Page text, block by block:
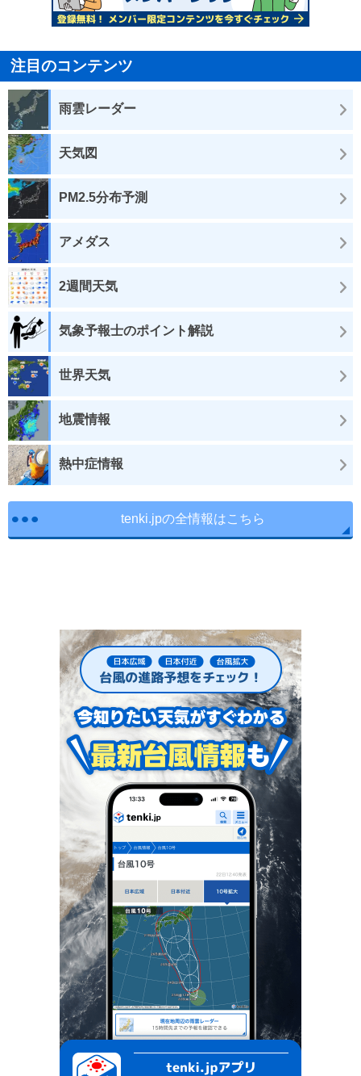
注目のコンテンツ
雨雲レーダー
天気図
PM2.5分布予測
アメダス
2週間天気
気象予報士のポイント解説
世界天気
地震情報
熱中症情報
tenki.jpの全情報はこちら